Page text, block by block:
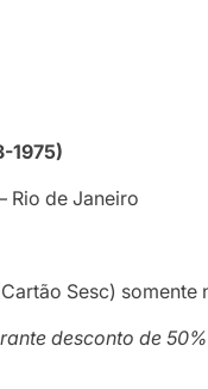
1975)
Rio de Janeiro
Sesc) somente
desconto de